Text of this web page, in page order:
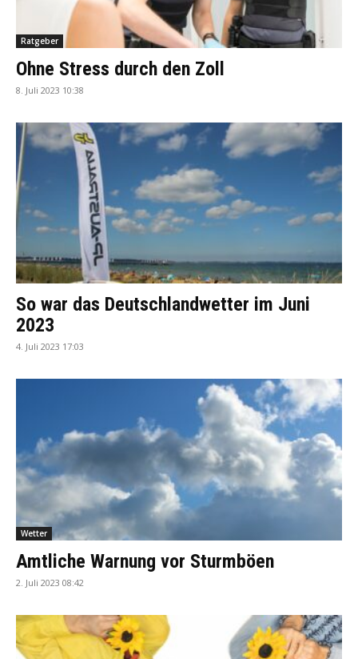
Ratgeber
Ohne Stress durch den Zoll
8. Juli 2023 10:38
So war das Deutschlandwetter im Juni
2023
4. Juli 2023 17:03
Wetter
Amtliche Warnung vor Sturmböen
2. Juli 2023 08:42